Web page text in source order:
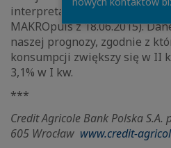
interpretacji nowych
MAKROpuls z 18.06.2015).
naszej prognozy, zgodnie z
konsumpcji zwiększy się w II
3,1% w I kw.
***
Credit Agricole Bank Polska S.A.
605 Wrocław www.credit-